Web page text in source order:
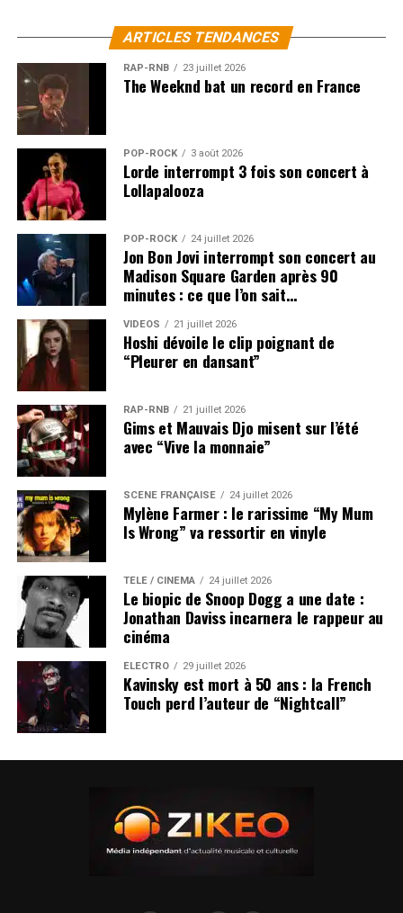
ARTICLES TENDANCES
RAP-RNB 23 juillet 2026
The Weeknd bat un record en France
POP-ROCK 3 août 2026
Lorde interrompt 3 fois son concert à
Lollapalooza
POP-ROCK 24 juillet 2026
Jon Bon Jovi interrompt son concert au
Madison Square Garden après 90
minutes : ce que l’on sait…
VIDEOS 21 juillet 2026
Hoshi dévoile le clip poignant de
“Pleurer en dansant”
RAP-RNB 21 juillet 2026
Gims et Mauvais Djo misent sur l’été
avec “Vive la monnaie”
SCÈNE FRANÇAISE 24 juillet 2026
Mylène Farmer : le rarissime “My Mum
Is Wrong” va ressortir en vinyle
TÉLÉ / CINÉMA 24 juillet 2026
Le biopic de Snoop Dogg a une date :
Jonathan Daviss incarnera le rappeur au
cinéma
ÉLECTRO 29 juillet 2026
Kavinsky est mort à 50 ans : la French
Touch perd l’auteur de “Nightcall”